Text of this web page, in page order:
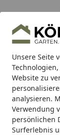
Unsere Seite
Website zu
analysieren.
Verwendung
persönlichen
Surferlebnis
Alle Produkte
Mein
Suchen
Startseite
Alles für
Biohort